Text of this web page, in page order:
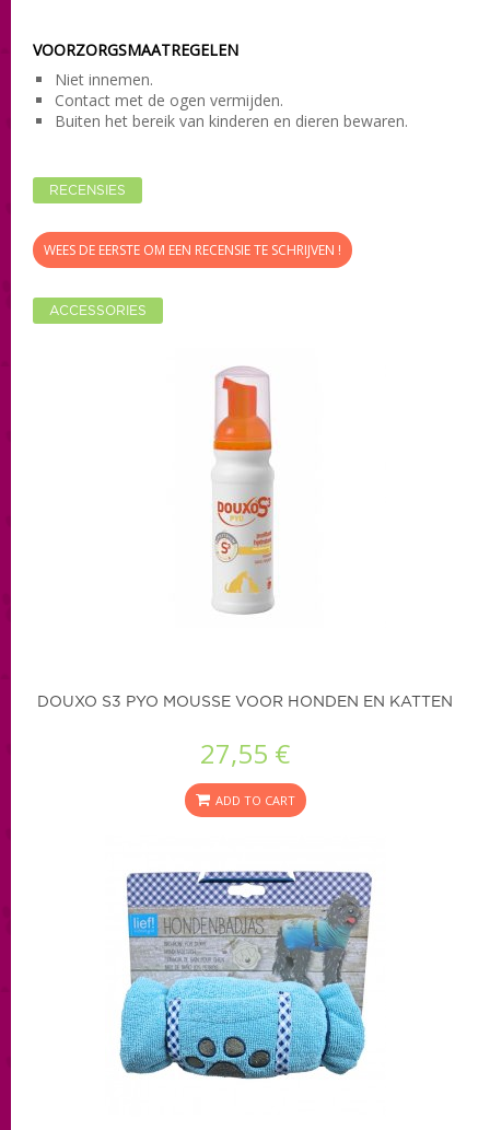
VOORZORGSMAATREGELEN
Niet innemen.
Contact met de ogen vermijden.
Buiten het bereik van kinderen en dieren bewaren.
RECENSIES
WEES DE EERSTE OM EEN RECENSIE TE SCHRIJVEN !
ACCESSORIES
DOUXO S3 PYO MOUSSE VOOR HONDEN EN KATTEN
27,55 €
ADD TO CART